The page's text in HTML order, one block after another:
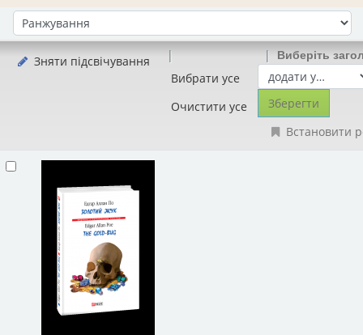
Сортувати за:
Зняти підсвічування
Вибрати усе
Очистити усе
Виберіть
Встановити